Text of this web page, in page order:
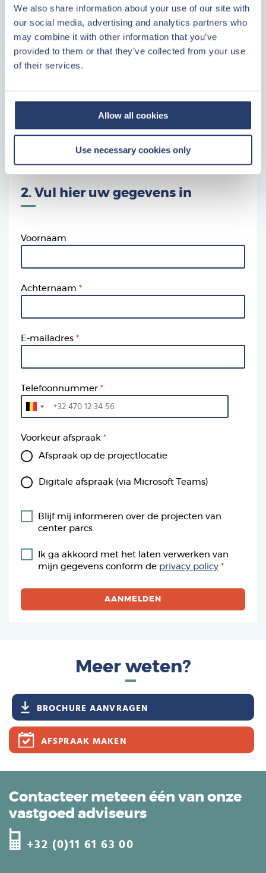
We also share information about your use of our site with
our social media, advertising and analytics partners who
may combine it with other information that you’ve
provided to them or that they’ve collected from your use
of their services.
Allow all cookies
Use necessary cookies only
Ik meld mij aan voor het verkoop- en
informatie evenement
Direct contact?
Wanneer u direct één van onze vastgoedadviseurs wilt
(0)11 61 63 00. Wij staan u graag te woord!
2. Vul hier uw gegevens in
Voornaam
Achternaam
E-mailadres
Telefoonnummer
Voorkeur afspraak
Afspraak op de projectlocatie
Digitale afspraak (via Microsoft Teams)
Blijf mij informeren over de projecten van
center parcs
Ik ga akkoord met het laten verwerken van
mijn gegevens conform de privacy policy
Meer weten?
BROCHURE AANVRAGEN
AFSPRAAK MAKEN
Contacteer meteen één van onze
vastgoed adviseurs
+32 (0)11 61 63 00